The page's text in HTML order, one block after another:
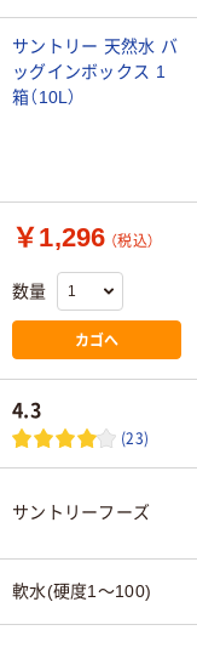
サントリー 天然水 バ
ッグインボックス 1
箱（10L）
￥1,296 （税込）
数量
カゴへ
4.3
(23)
サントリーフーズ
軟水(硬度1～100)